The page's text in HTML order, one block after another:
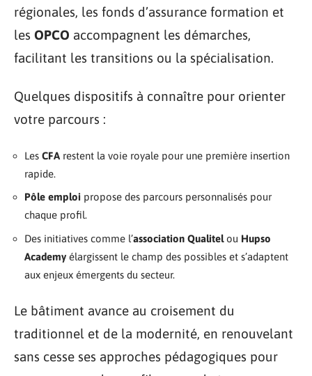
régionales, les fonds d’assurance formation et
les OPCO accompagnent les démarches,
facilitant les transitions ou la spécialisation.
Quelques dispositifs à connaître pour orienter
votre parcours :
Les CFA restent la voie royale pour une première insertion
rapide.
Pôle emploi propose des parcours personnalisés pour
chaque profil.
Des initiatives comme l’association Qualitelou Hupso
Academy élargissent le champ des possibles et s’adaptent
aux enjeux émergents du secteur.
Le bâtiment avance au croisement du
traditionnel et de la modernité, en renouvelant
sans cesse ses approches pédagogiques pour